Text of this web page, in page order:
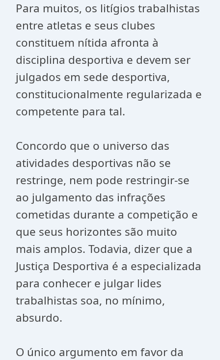
Para muitos, os litígios trabalhistas
entre atletas e seus clubes
constituem nítida afronta à
disciplina desportiva e devem ser
julgados em sede desportiva,
constitucionalmente regularizada e
competente para tal.
Concordo que o universo das
atividades desportivas não se
restringe, nem pode restringir-se
ao julgamento das infrações
cometidas durante a competição e
que seus horizontes são muito
mais amplos. Todavia, dizer que a
Justiça Desportiva é a especializada
para conhecer e julgar lides
trabalhistas soa, no mínimo,
absurdo.
O único argumento em favor da